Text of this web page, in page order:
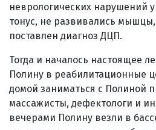
неврологических нарушений
тонус, не развивались
поставлен диагноз ДЦП.
Тогда и началось настоящее
Полину в реабилитационные
домой заниматься с Полиной
массажисты, дефектологи и
вечерами Полину везли в